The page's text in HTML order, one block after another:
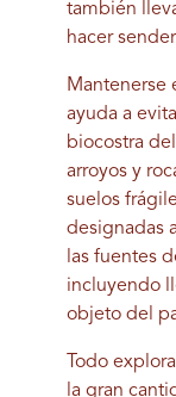
también
hacer
Mantenerse
ayuda a
biocostra
arroyos y
suelos
designadas
las fuentes
incluyendo
objeto del
Todo
la gran